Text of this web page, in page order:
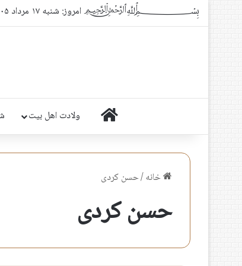
﷽ امروز: شنبه ۱۷ مرداد ۱۴۰۵
خانه ولادت اهل بیت
خانه/حسن کردی
حسن کردی